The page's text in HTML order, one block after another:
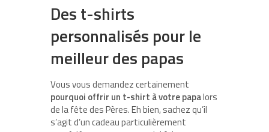
Des t-shirts
personnalisés pour le
meilleur des papas
Vous vous demandez certainement
pourquoi offrir un t-shirt à votre papalors
de la fête des Pères. Eh bien, sachez qu’il
s’agit d’un cadeau particulièrement